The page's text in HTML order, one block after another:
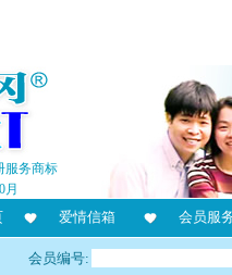
服务商标
月
爱情信箱 会员服
会员编号: